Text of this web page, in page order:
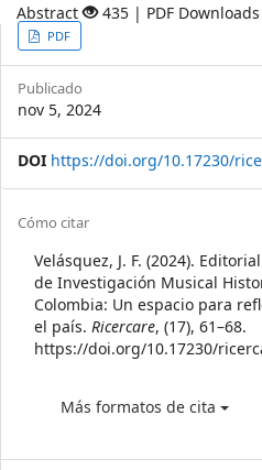
Abstract 435 | PDF Downloads
Article
Sidebar
PDF
Publicado
nov 5, 2024
DOI https://doi.org/10.17230/
Article
Details
Cómo citar
Velásquez, J. F. (2024).
de Investigación Musical
Colombia: Un espacio para
el país. Ricercare, (17), 61–68.
https://doi.org/10.17230/
Más formatos de cita